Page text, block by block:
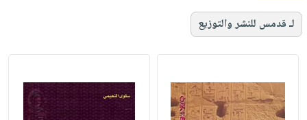
لـ قدمس للنشر والتوزيع